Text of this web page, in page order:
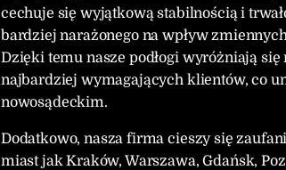
cechuje się wyjątkową stabilnością i
bardziej narażonego na wpływ
Dzięki temu nasze podłogi wyróżniają
najbardziej wymagających klientów, co
nowosądeckim.
Dodatkowo, nasza firma cieszy się
miast jak Kraków, Warszawa, Gdańsk,